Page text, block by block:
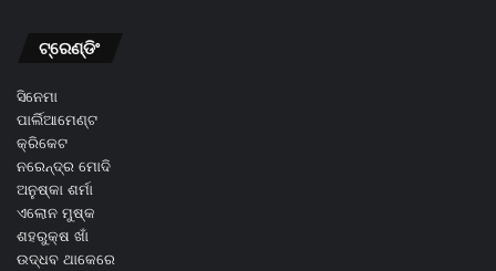
ଟ୍ରେଣ୍ଡିଂ
ସିନେମା
ପାର୍ଲିଆମେଣ୍ଟ
କ୍ରିକେଟ
ନରେନ୍ଦ୍ର ମୋଦି
ଅନୁଷ୍କା ଶର୍ମା
ଏଲୋନ ମୁଷ୍କ
ଶହରୁକ୍ଷ ଖାଁ
ଉଦ୍ଧବ ଥାକେରେ